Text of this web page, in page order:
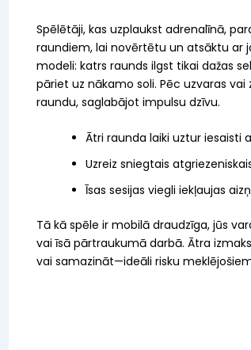
Spēlētāji, kas uzplaukst adrenalīnā,
raundiem, lai novērtētu un atsāktu ar
modeli: katrs raunds ilgst tikai dažas
pāriet uz nākamo soli. Pēc uzvaras
raundu, saglabājot impulsu dzīvu.
Ātri raunda laiki uztur iesaisti
Uzreiz sniegtais
Īsas sesijas viegli iekļaujas
Tā kā spēle ir mobilā draudzīga, jūs
vai īsā pārtraukumā darbā. Ātra
vai samazināt—ideāli risku